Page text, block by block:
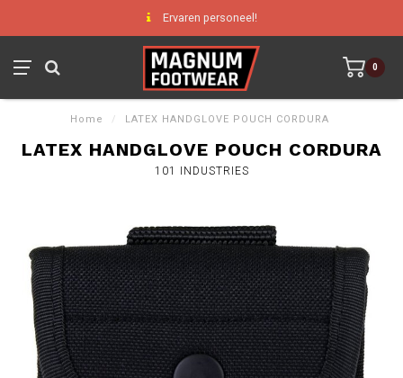
Ervaren personeel!
0
Home / LATEX HANDGLOVE POUCH CORDURA
LATEX HANDGLOVE POUCH CORDURA
101 INDUSTRIES